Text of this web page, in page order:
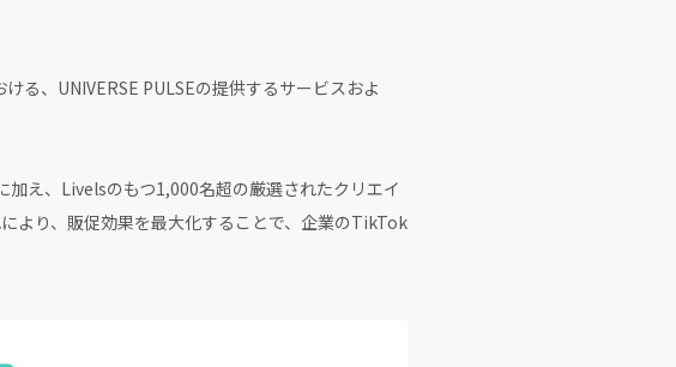
、UNIVERSE PULSEの提供するサービスおよ
え、Livelsのもつ1,000名超の厳選されたクリエイ
より、販促効果を最大化することで、企業のTikTok